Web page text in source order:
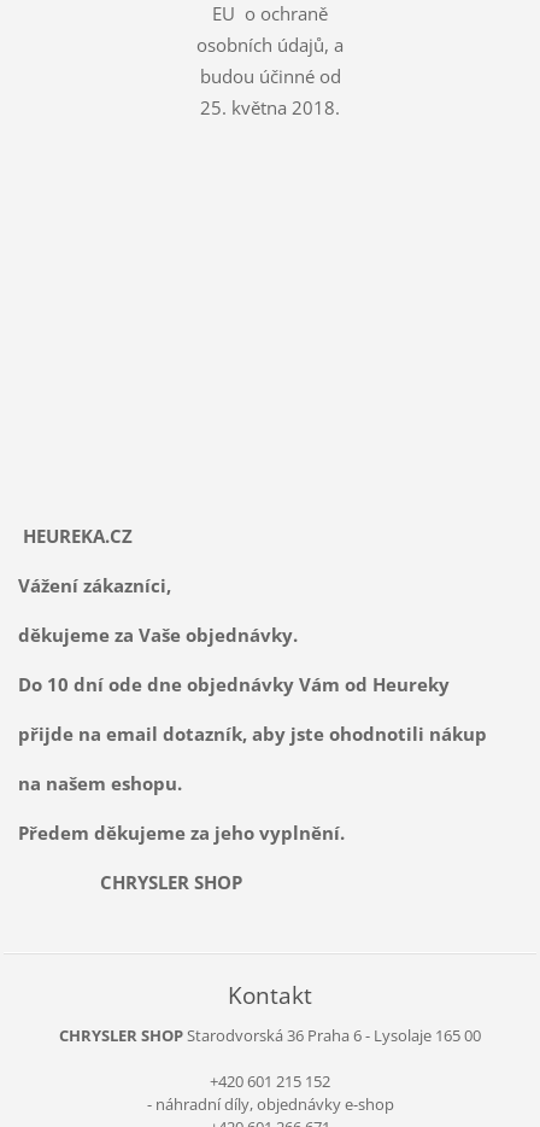
EU o ochraně
osobních údajů, a
budou účinné od
25. května 2018.
HEUREKA.CZ
Vážení zákazníci,
děkujeme za Vaše objednávky.
Do 10 dní ode dne objednávky Vám od Heureky
přijde na email dotazník, aby jste ohodnotili nákup
na našem eshopu.
Předem děkujeme za jeho vyplnění.
CHRYSLER SHOP
Kontakt
CHRYSLER SHOPStarodvorská 36 Praha 6 - Lysolaje 165 00
+420 601 215 152
- náhradní díly, objednávky e-shop